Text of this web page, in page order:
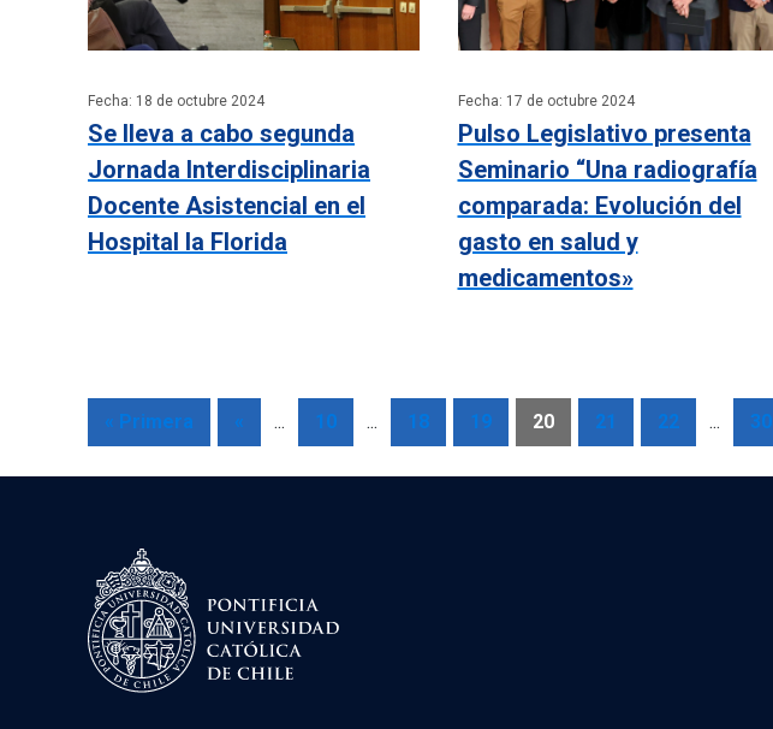
Fecha: 18 de octubre 2024
Se lleva a cabo segunda
Jornada Interdisciplinaria
Docente Asistencial en el
Hospital la Florida
Fecha: 17 de octubre 2024
Pulso Legislativo presenta
Seminario “Una radiografía
comparada: Evolución del
gasto en salud y
medicamentos»
« Primera « ... 10 ... 18 19 20 21 22 ... 30